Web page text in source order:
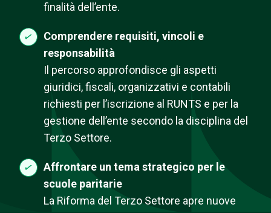
finalità dell’ente.
Comprendere requisiti, vincoli e
responsabilità
Il percorso approfondisce gli aspetti
giuridici, fiscali, organizzativi e contabili
richiesti per l’iscrizione al RUNTS e per la
gestione dell’ente secondo la disciplina del
Terzo Settore.
Affrontare un tema strategico per le
scuole paritarie
La Riforma del Terzo Settore apre nuove